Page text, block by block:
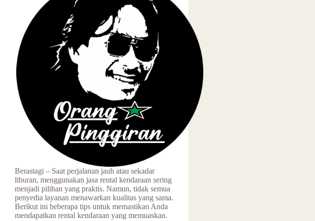
Berastagi – Saat perjalanan jauh atau sekadar
liburan, menggunakan jasa rental kendaraan sering
menjadi pilihan yang praktis. Namun, tidak semua
penyedia layanan menawarkan kualitas yang sama.
Berikut ini beberapa tips untuk memastikan Anda
mendapatkan rental kendaraan yang memuaskan.